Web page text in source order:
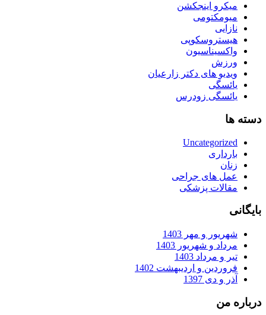
میکرو اینجکشن
میومکتومی
نازایی
هیستروسکوپی
واکسیناسیون
ورزش
ویدیو های دکتر زارعیان
یائسگی
یائسگی زودرس
دسته ها
Uncategorized
بارداری
زنان
عمل های جراحی
مقالات پزشکی
بایگانی
شهریور و مهر 1403
مرداد و شهریور 1403
تیر و مرداد 1403
فروردین و اردیبهشت 1402
آذر و دی 1397
درباره من